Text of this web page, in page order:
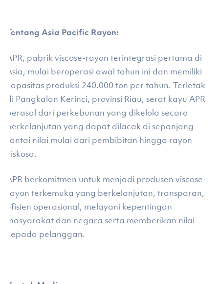
Tentang Asia Pacific Rayon:
APR, pabrik viscose-rayon terintegrasi pertama di
Asia, mulai beroperasi awal tahun ini dan memiliki
kapasitas produksi 240.000 ton per tahun. Terletak
di Pangkalan Kerinci, provinsi Riau, serat kayu APR
berasal dari perkebunan yang dikelola secara
berkelanjutan yang dapat dilacak di sepanjang
rantai nilai mulai dari pembibitan hingga rayon
viskosa.
APR berkomitmen untuk menjadi produsen viscose-
rayon terkemuka yang berkelanjutan, transparan,
efisien operasional, melayani kepentingan
masyarakat dan negara serta memberikan nilai
kepada pelanggan.